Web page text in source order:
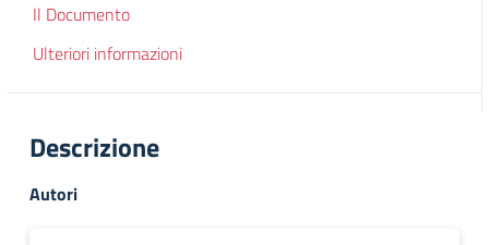
Il Documento
Ulteriori informazioni
Descrizione
Autori